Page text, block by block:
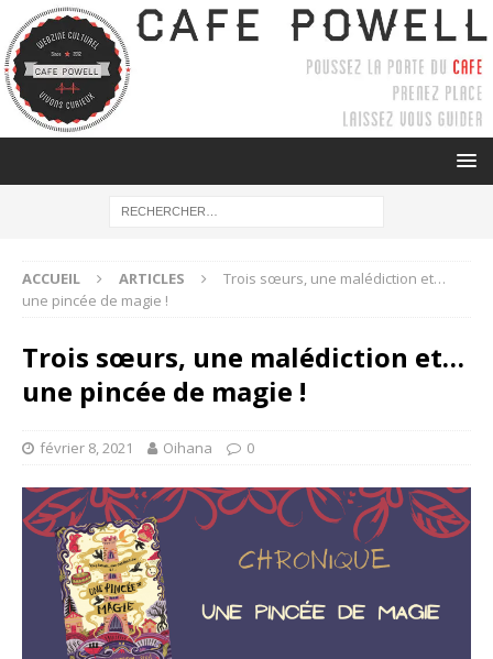
ACCUEIL ARTICLES
Trois sœurs, une malédiction et…
une pincée de magie !
Trois sœurs, une malédiction et…
une pincée de magie !
février 8, 2021 Oihana 0